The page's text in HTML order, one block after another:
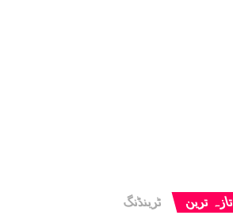
تازہ ترین ٹرینڈنگ